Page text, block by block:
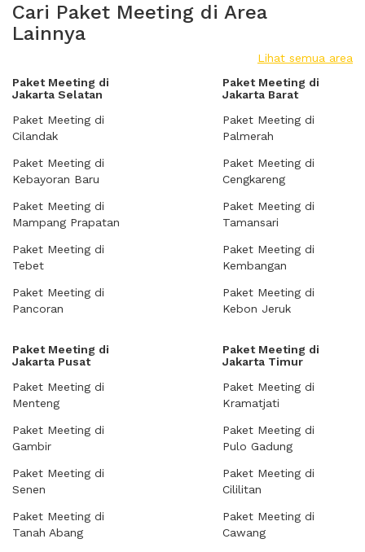
Cari Paket Meeting di Area
Lainnya
Lihat semua area
Paket Meeting di
Jakarta Selatan
Paket Meeting di
Cilandak
Paket Meeting di
Kebayoran Baru
Paket Meeting di
Mampang Prapatan
Paket Meeting di
Tebet
Paket Meeting di
Pancoran
Paket Meeting di
Jakarta Barat
Paket Meeting di
Palmerah
Paket Meeting di
Cengkareng
Paket Meeting di
Tamansari
Paket Meeting di
Kembangan
Paket Meeting di
Kebon Jeruk
Paket Meeting di
Jakarta Pusat
Paket Meeting di
Menteng
Paket Meeting di
Gambir
Paket Meeting di
Senen
Paket Meeting di
Tanah Abang
Paket Meeting di
Jakarta Timur
Paket Meeting di
Kramatjati
Paket Meeting di
Pulo Gadung
Paket Meeting di
Cililitan
Paket Meeting di
Cawang